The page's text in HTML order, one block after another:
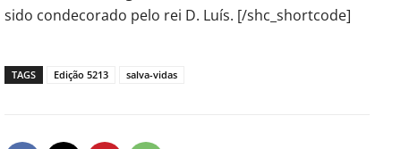
sido condecorado pelo rei D. Luís. [/shc_shortcode]
TAGS Edição 5213 salva-vidas